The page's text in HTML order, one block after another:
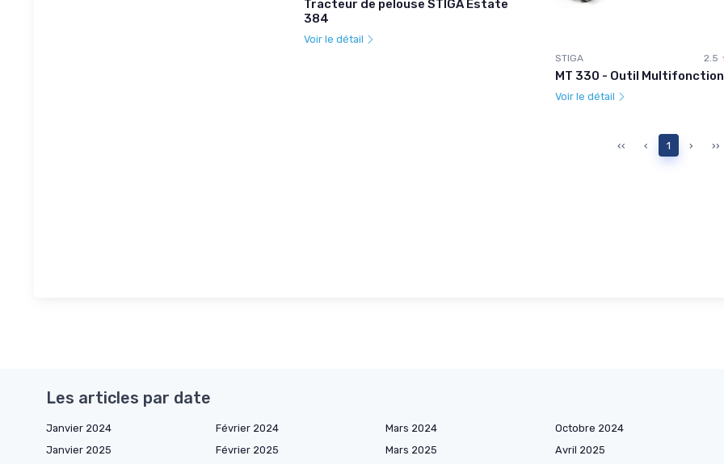
Tracteur de pelouse STIGA Estate
384
Voir le détail
STIGA 2.5
MT 330 - Outil
Voir le détail
‹‹ ‹ 1 › ››
Les articles par date
Janvier 2024 Février 2024 Mars 2024 Octobre 2024
Janvier 2025
Février 2025 Mars 2025 Avril 2025